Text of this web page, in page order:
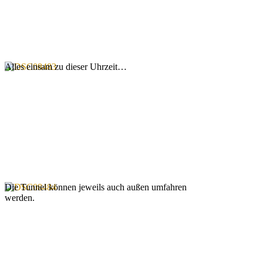
Alles einsam zu dieser Uhrzeit…
Die Tunnel können jeweils auch außen umfahren
werden.